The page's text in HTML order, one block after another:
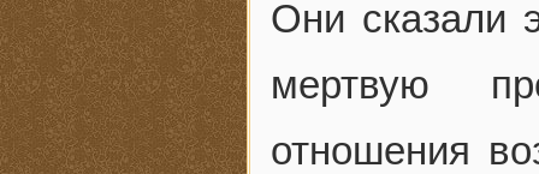
Они сказали
мертвую
отношения